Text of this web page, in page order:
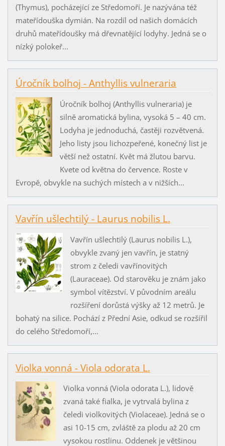
(Thymus), pocházející ze Středomoří. Je nazývána též
mateřídouška dymián. Na rozdíl od našich domácích
druhů mateřídoušky má dřevnatějící lodyhy. Jedná se o
nízký polokeř...
Úročník bolhoj - Anthyllis vulneraria
Úročník bolhoj (Anthyllis vulneraria) je
silně aromatická bylina, vysoká 5 – 40 cm.
Lodyha je jednoduchá, častěji rozvětvená.
Jeho listy jsou lichozpeřené, konečný list je
větší než ostatní. Květ má žlutou barvu.
Kvete od května do července. Roste v
Evropě, obvykle na suchých místech a v nižších...
Vavřín ušlechtilý - Laurus nobilis L.
Vavřín ušlechtilý (Laurus nobilis L.),
obvykle zvaný jen vavřín, je statný
strom z čeledi vavřínovitých
(Lauraceae). Od starověku je znám jako
symbol vítězství. V původním areálu
rozšíření dorůstá výšky až 12 metrů. Je
bohatý na silice. Pochází z Přední Asie, odkud se rozšířil
do celého Středomoří,...
Violka vonná - Viola odorata L.
Violka vonná (Viola odorata L.), lidově
zvaná také fialka, je vytrvalá bylina z
čeledi violkovitých (Violaceae). Jedná se o
asi 10-15 cm, zvláště za plodu až 20 cm
vysokou rostlinu. Oddenek je většinou